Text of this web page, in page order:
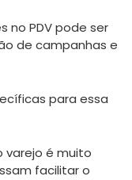
no PDV pode ser
de campanhas e
para essa
varejo é muito
facilitar o